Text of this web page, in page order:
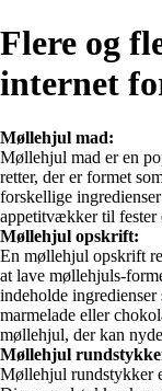
Flere og
internet
Møllehjul mad:
Møllehjul mad er en
retter, der er formet
forskellige
appetitvækker til fester
Møllehjul opskrift:
En møllehjul opskrift
at lave møllehjuls-
indeholde
marmelade eller
møllehjul, der kan
Møllehjul
Møllehjul rundstykker